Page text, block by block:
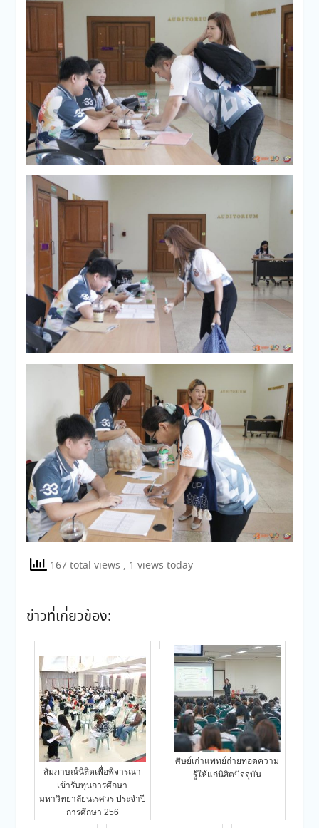
167 total views , 1 views today
ข่าวที่เกี่ยวข้อง:
สัมภาษณ์นิสิตเพื่อพิจารณา
เข้ารับทุนการศึกษา
มหาวิทยาลัยนเรศวร ประจำปี
การศึกษา 256
ศิษย์เก่าแพทย์ถ่ายทอดความ
รู้ให้แก่นิสิตปัจจุบัน